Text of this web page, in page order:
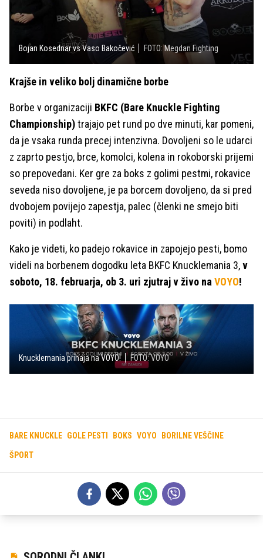
Bojan Kosednar vs Vaso Bakočević FOTO: Megdan Fighting
Krajše in veliko bolj dinamične borbe
Borbe v organizaciji BKFC (Bare Knuckle Fighting
Championship)trajajo pet rund po dve minuti, kar pomeni,
da je vsaka runda precej intenzivna. Dovoljeni so le udarci
z zaprto pestjo, brce, komolci, kolena in rokoborski prijemi
so prepovedani. Ker gre za boks z golimi pestmi, rokavice
seveda niso dovoljene, je pa borcem dovoljeno, da si pred
dvobojem povijejo zapestja, palec (členki ne smejo biti
poviti) in podlaht.
Kako je videti, ko padejo rokavice in zapojejo pesti, bomo
videli na borbenem dogodku leta BKFC Knucklemania 3,v
soboto, 18. februarja, ob 3. uri zjutraj v živo naVOYO!
Knucklemania prihaja na VOYO! FOTO: VOYO
BARE KNUCKLE GOLE PESTI BOKS VOYO BORILNE VEŠČINE
ŠPORT